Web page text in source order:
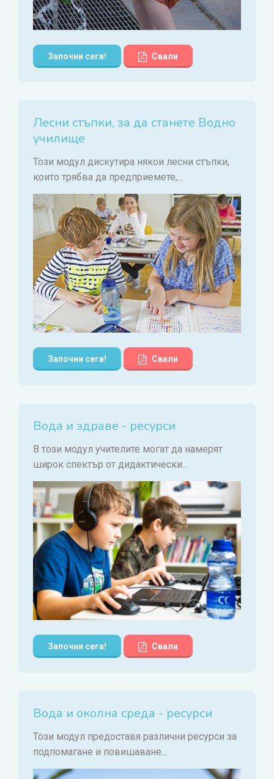
Започни сега! Свали
Лесни стъпки, за да станете Водно
училище
Този модул дискутира някои лесни стъпки,
които трябва да предприемете,...
Започни сега! Свали
Вода и здраве - ресурси
В този модул учителите могат да намерят
широк спектър от дидактически...
Започни сега! Свали
Вода и околна среда - ресурси
Този модул предоставя различни ресурси за
подпомагане и повишаване...